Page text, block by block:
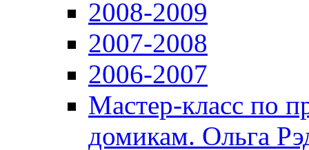
2008-2009
2007-2008
2006-2007
Мастер-класс по
домикам. Ольга